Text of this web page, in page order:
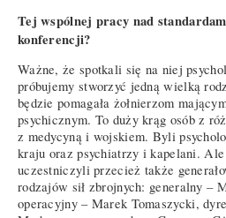
Tej wspólnej pracy nad
konferencji?
Ważne, że spotkali się na niej
próbujemy stworzyć jedną wielką
będzie pomagała żołnierzom
psychicznym. To duży krąg osób z
z medycyną i wojskiem. Byli
kraju oraz psychiatrzy i kapelani.
uczestniczyli przecież także
rodzajów sił zbrojnych: generalny –
operacyjny – Marek Tomaszycki,